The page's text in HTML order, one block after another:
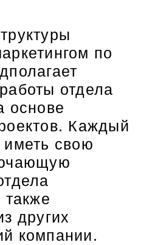
по
отдела
основе
Каждый
иметь свою
также
других
компании.